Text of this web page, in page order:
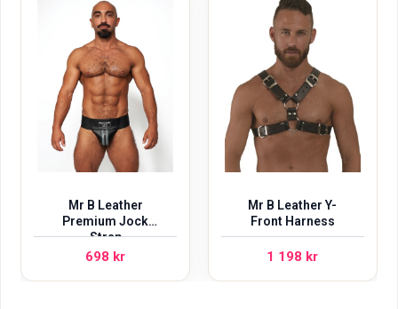
Mr B Leather
Premium Jock
Strap
698 kr
Mr B Leather Y-
Front Harness
1 198 kr